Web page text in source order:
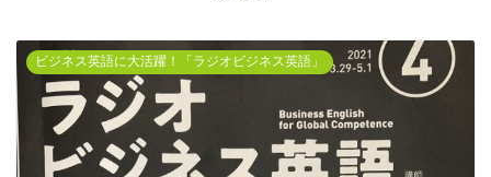
ビジネス英語に大活躍！「ラジオビジネス英語」